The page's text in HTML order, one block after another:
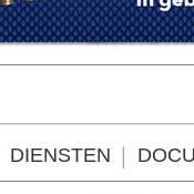
DIENSTEN